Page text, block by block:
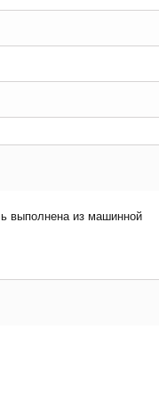
выполнена из машинной